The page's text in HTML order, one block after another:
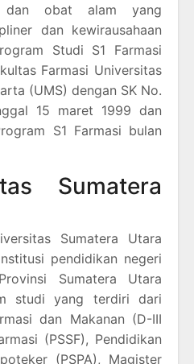
dan obat alam yang
dan kewirausahaan
Studi S1 Farmasi
Farmasi Universitas
(UMS) dengan SK No.
15 maret 1999 dan
S1 Farmasi bulan
Sumatera
Sumatera Utara
pendidikan negeri
Sumatera Utara
studi yang terdiri dari
dan Makanan (D-III
(PSSF), Pendidikan
(PSPA), Magister